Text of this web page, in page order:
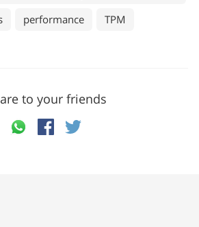
performance TPM
to your friends